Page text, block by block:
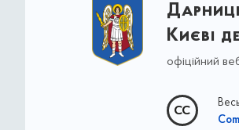
Києві
офіційний